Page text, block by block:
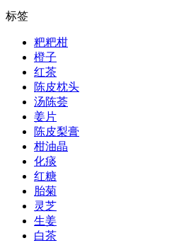
标签
粑粑柑
橙子
红茶
陈皮枕头
汤陈荟
姜片
陈皮梨膏
柑油晶
化痰
红糖
胎菊
灵芝
生姜
白茶